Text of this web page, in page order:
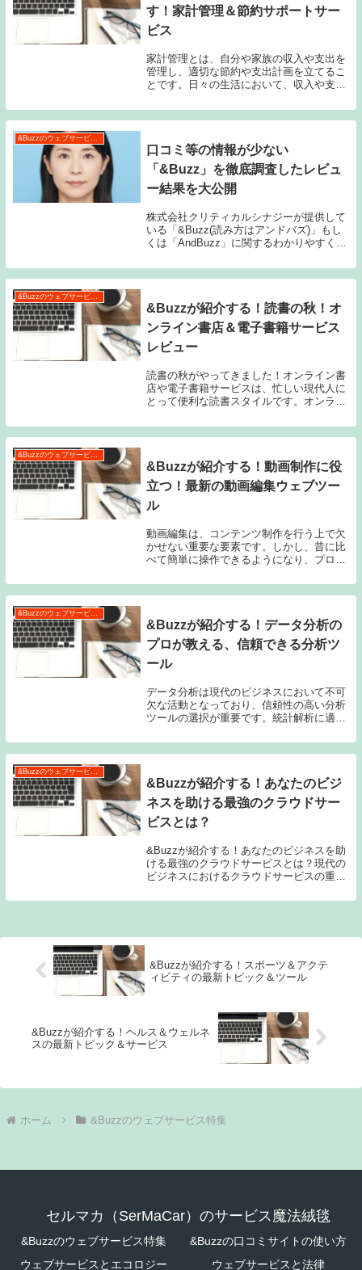
す！家計管理＆節約サポートサー
ビス
家計管理とは、自分や家族の収入や支出を
管理し、適切な節約や支出計画を立てるこ
とです。日々の生活において、収入や支出
です。なぜならば、収入が支出を上回って
いる場合は浪費し、支出が収入を上回って
&Buzzのウェブサービス特集
口コミ等の情報が少ない
「&Buzz」を徹底調査したレビュ
ー結果を大公開
株式会社クリティカルシナジーが提供して
いる「&Buzz(読み方はアンドバズ)」もし
くは「AndBuzz」に関するわかりやすく
評判はどう？私が徹底調査したAndbuzzレ
ビュー結果を大公開私自身サービ...
&Buzzのウェブサービス特集
&Buzzが紹介する！読書の秋！オ
ンライン書店＆電子書籍サービス
レビュー
読書の秋がやってきました！オンライン書
店や電子書籍サービスは、忙しい現代人に
とって便利な読書スタイルです。オンライ
を購入できるだけでなく、書籍のレビュー
や評価をチェックすることもできます。主
&Buzzのウェブサービス特集
&Buzzが紹介する！動画制作に役
立つ！最新の動画編集ウェブツー
ル
動画編集は、コンテンツ制作を行う上で欠
かせない重要な要素です。しかし、昔に比
べて簡単に操作できるようになり、プロの
集することができます。その中でも、最新
の動画編集ウェブツールは、効率的で使い
&Buzzのウェブサービス特集
&Buzzが紹介する！データ分析の
プロが教える、信頼できる分析ツ
ール
データ分析は現代のビジネスにおいて不可
欠な活動となっており、信頼性の高い分析
ツールの選択が重要です。統計解析に適し
果の信頼性を保証するために適切に選ばれ
るべきです。また、ビジネスの分析ニーズ
&Buzzのウェブサービス特集
&Buzzが紹介する！あなたのビジ
ネスを助ける最強のクラウドサー
ビスとは？
&Buzzが紹介する！あなたのビジネスを助
ける最強のクラウドサービスとは？現代の
ビジネスにおけるクラウドサービスの重要
おいて欠かせない存在となっています。そ
&Buzzが紹介する！スポーツ＆アクテ
ィビティの最新トピック＆ツール
&Buzzが紹介する！ヘルス＆ウェルネ
スの最新トピック＆サービス
ホーム &Buzzのウェブサービス特集
セルマカ（SerMaCar）のサービス魔法絨毯
&Buzzのウェブサービス特集
&Buzzの口コミサイトの使い方
ウェブサービスとエコロジー
ウェブサービスと法律